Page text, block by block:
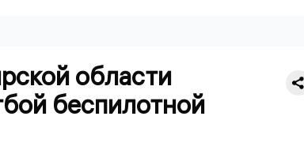
области
беспилотной